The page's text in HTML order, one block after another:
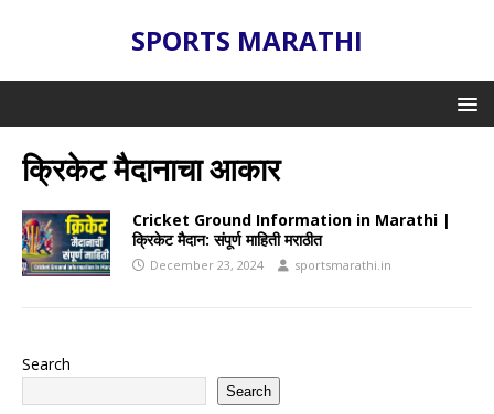
SPORTS MARATHI
क्रिकेट मैदानाचा आकार
Cricket Ground Information in Marathi |
क्रिकेट मैदान: संपूर्ण माहिती मराठीत
December 23, 2024 sportsmarathi.in
Search
Search